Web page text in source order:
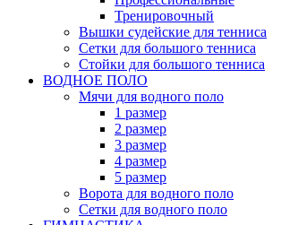
Тренировочный
Вышки судейские для тенниса
Сетки для большого тенниса
Стойки для большого тенниса
ВОДНОЕ ПОЛО
Мячи для водного поло
1 размер
2 размер
3 размер
4 размер
5 размер
Ворота для водного поло
Сетки для водного поло